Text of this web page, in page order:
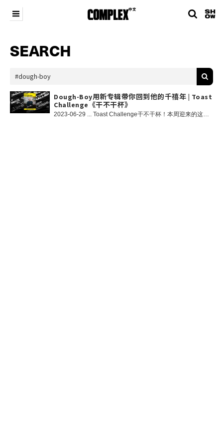
SEARCH
Dough-Boy用新专辑带你回到他的千禧年 | Toast
Challenge《干不干杯》
2023-06-29 ... Toast Challenge干不干杯！本周迎来的这位嘉宾真的可以算得上是我们的老朋友。 去年的爆款节目Everyday Struggle里，你或许已经看到了他与搭档Ray同各路Rapper谈笑风生。而这一次，两个人坐在了面对面，用互相干杯的方式聊聊他的新专辑。他的新专辑涉及到千禧年、四驱车和他钟爱的香港女星。 刀仔是他的昵称，也被称为豆腐男孩，不过他的制作人水印更深入人心。Dou doudoudou Dough-Boy，让我们来看看刀仔和Ray能干杯几次吧！